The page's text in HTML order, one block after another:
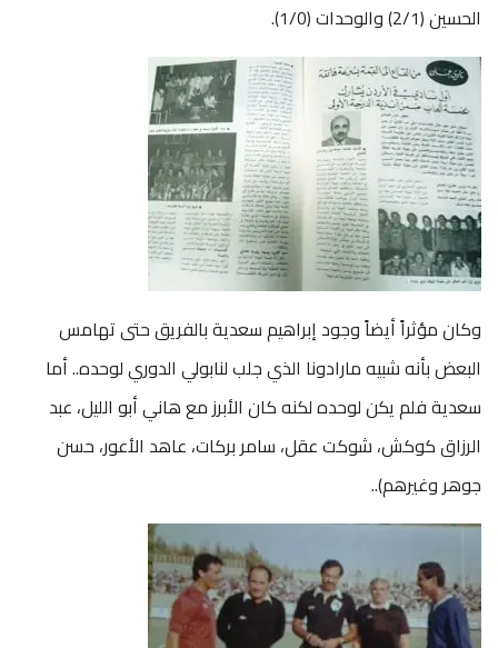
الحسين (2/1) والوحدات (1/0).
وكان مؤثراً أيضاً وجود إبراهيم سعدية بالفريق حتى تهامس
البعض بأنه شبيه مارادونا الذي جلب لنابولي الدوري لوحده.. أما
سعدية فلم يكن لوحده لكنه كان الأبرز مع هاني أبو الليل، عبد
الرزاق كوكش، شوكت عقل، سامر بركات، عاهد الأعور، حسن
جوهر وغيرهم)..